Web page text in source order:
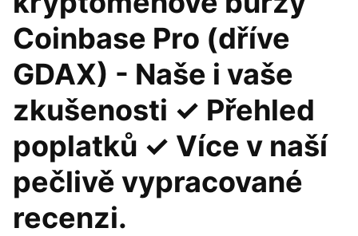
Coinbase Pro (dříve
GDAX) - Naše i vaše
zkušenosti ✓ Přehled
poplatků ✓ Více v naší
pečlivě vypracované
recenzi.